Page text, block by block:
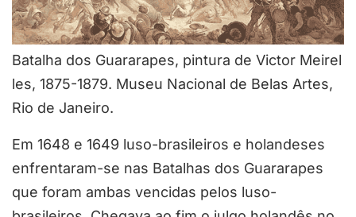
Batalha dos Guararapes, pintura de Victor Meirel
les, 1875-1879. Museu Nacional de Belas Artes,
Rio de Janeiro.
Em 1648 e 1649 luso-brasileiros e holandeses
enfrentaram-se nas Batalhas dos Guararapes
que foram ambas vencidas pelos luso-